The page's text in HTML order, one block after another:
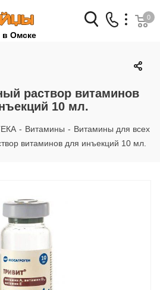
в Омске
Заказать звонок
+7 (3812) 79-04-04
+7 (950) 959-88-32
0
раствор витаминов
10 мл.
- Витамины - Витамины для всех
витаминов для инъекций 10 мл.